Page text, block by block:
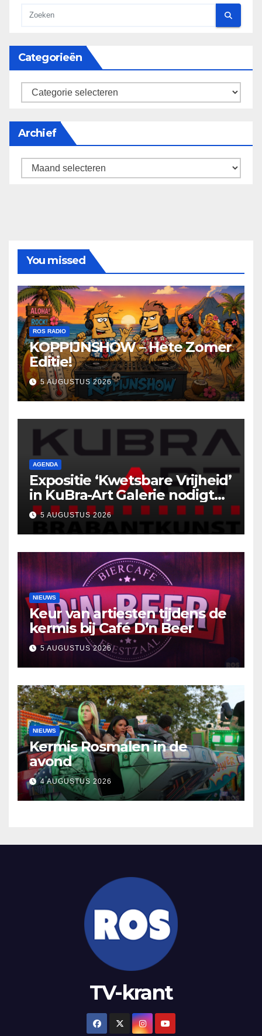
Categorieën
categorieën
Archief
Archief
You missed
ROS RADIO
KOPPIJNSHOW – Hete Zomer
Editie!
5 AUGUSTUS 2026
AGENDA
Expositie ‘Kwetsbare Vrijheid’
in KuBra-Art Galerie nodigt
uit tot ontmoeting en
reflectie
5 AUGUSTUS 2026
NIEUWS
Keur van artiesten tijdens de
kermis bij Café D’n Beer
5 AUGUSTUS 2026
NIEUWS
Kermis Rosmalen in de
avond
4 AUGUSTUS 2026
TV-krant